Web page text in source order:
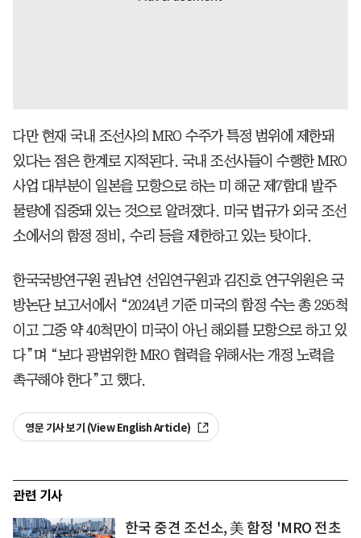
다만 현재 국내 조선사의 MRO 수주가 특정 범위에 제한돼
있다는 점은 한계로 지적된다. 국내 조선사들이 수행한 MRO
사업 대부분이 일본을 모항으로 하는 미 해군 제7함대 발주
물량에 집중돼 있는 것으로 알려졌다. 미국 법규가 외국 조선
소에서의 함정 정비, 수리 등을 제한하고 있는 탓이다.
한국국방연구원 권남연 선임연구원과 김진호 연구위원은 국
방논단 보고서에서 “2024년 기준 미국의 함정 수는 총 295척
이고 그중 약 40척만이 미국이 아닌 해외를 모항으로 하고 있
다”며 “보다 광범위한 MRO 협력을 위해서는 개정 노력을
촉구해야 한다”고 했다.
영문 기사 보기 (View English Article)
관련 기사
한국 중견 조선소, 美 함정 'MRO 전초